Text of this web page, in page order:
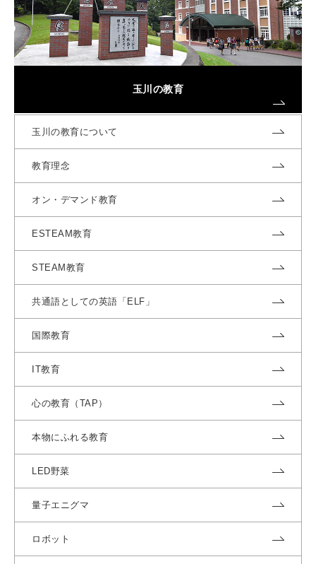
玉川の教育
玉川の教育について
教育理念
オン・デマンド教育
ESTEAM教育
STEAM教育
共通語としての英語「ELF」
国際教育
IT教育
心の教育（TAP）
本物にふれる教育
LED野菜
量子エニグマ
ロボット